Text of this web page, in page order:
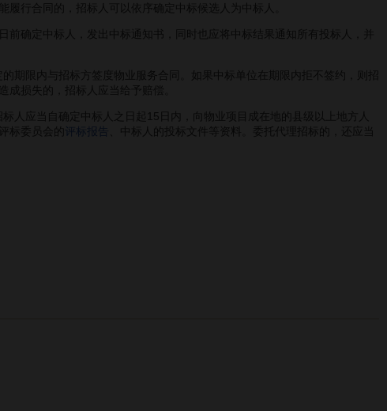
能履行合同的，招标人可以依序确定中标候选人为中标人。
前确定中标人，发出中标通知书，同时也应将中标结果通知所有投标人，并
限内与招标方签度物业服务合同。如果中标单位在期限内拒不签约，则招
损失的，招标人应当给予赔偿。
应当自确定中标人之日起15日内，向物业项目成在地的县级以上地方人
标委员会的 评标报告
、中标人的投标文件等资料。委托代理招标的，还应当